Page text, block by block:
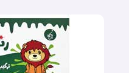
کتاب
مهارت‌های